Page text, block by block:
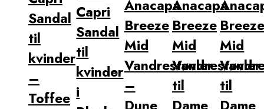
Sandal
til
kvinder
–
Toffee
Capri
Sandal
til
kvinder
i
Anacapa
Breeze
Mid
Vandrestøvler
–
Anacapa
Breeze
Mid
Vandrestøvler
til
Mid
til